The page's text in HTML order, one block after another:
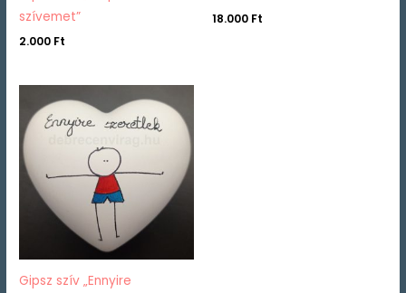
szívemet”
2.000 Ft
18.000 Ft
Gipsz szív „Ennyire